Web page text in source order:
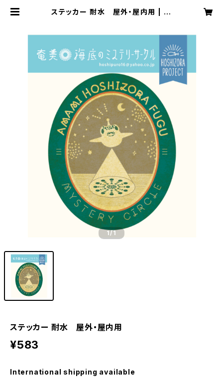
ステッカー 耐水 屋外・屋内用 | 星
1/1
ステッカー 耐水 屋外・屋内用
¥583
International shipping available